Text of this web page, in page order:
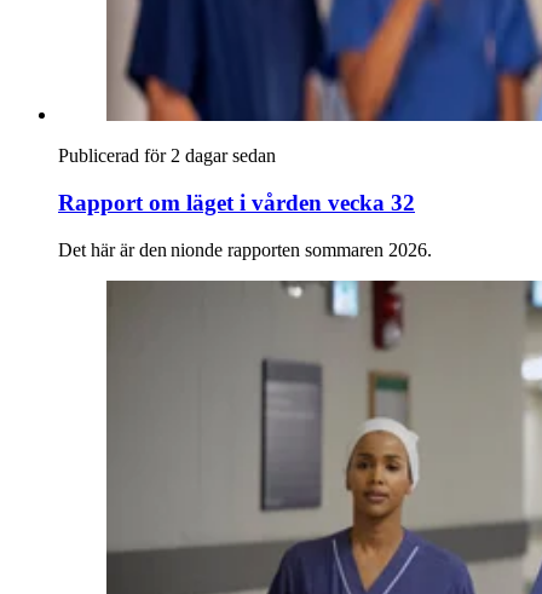
Publicerad för 2 dagar sedan
Rapport om läget i vården vecka 32
Det här är den nionde rapporten sommaren 2026.